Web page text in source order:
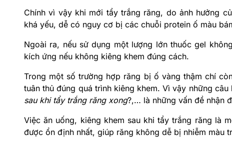
Chính vì vậy khi mới tẩy trắng răng, do ảnh hưởng
khá yếu, dễ có nguy cơ bị các chuỗi protein ố màu
Ngoài ra, nếu sử dụng một lượng lớn thuốc gel
kích ứng nếu không kiêng khem đúng cách.
Trong một số trường hợp răng bị ố vàng thậm chí
tuân thủ đúng quá trình kiêng khem. Vì vậy những câu
sau khi tẩy trắng răng xong?,… là những vấn đề nhận
Việc ăn uống, kiêng khem sau khi tẩy trắng răng là
được ổn định nhất, giúp răng không dễ bị nhiễm màu